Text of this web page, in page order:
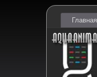
Главная